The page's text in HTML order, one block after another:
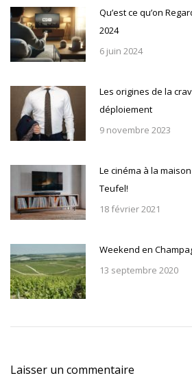
Qu’est ce qu’on
2024
6 juin 2024
Les origines de la
déploiement
9 novembre 2023
Le cinéma à la
Teufel!
18 février 2021
Weekend en
13 septembre 2020
Laisser un commentaire